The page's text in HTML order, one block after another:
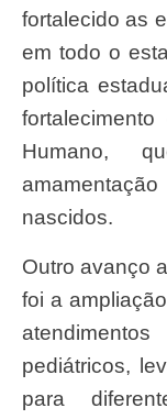
fortalecido as
em todo o
política
Humano,
nascidos.
Outro avanço apresentado durante o seminário
foi a
pediátricos,
para